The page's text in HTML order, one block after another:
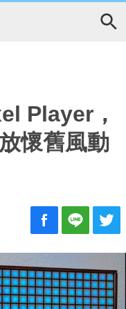
Player，
懷舊風動